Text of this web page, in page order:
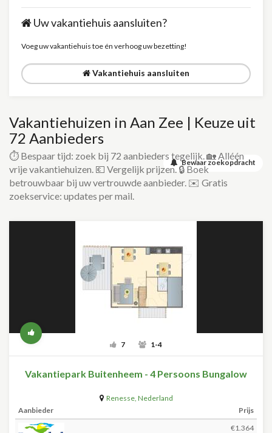
Uw vakantiehuis aansluiten?
Voeg uw vakantiehuis toe én verhoog uw bezetting!
Vakantiehuis aansluiten
Bewaar zoekopdracht
Vakantiehuizen in Aan Zee | Keuze uit
72 Aanbieders
⏱️ Bespaar tijd: zoek bij 72 aanbieders tegelijk. 🏡 Alléén
vrije vakantiehuizen. 💶 Vergelijk prijzen. 🔒 Boek
betrouwbaar bij uw vertrouwde aanbieder. ✉️ Gratis
zoekservice: updates per mail.
7 1-4
Vakantiepark Buitenheem - 4 Persoons Bungalow
Renesse, Nederland
Aanbieder
Prijs
€1.364